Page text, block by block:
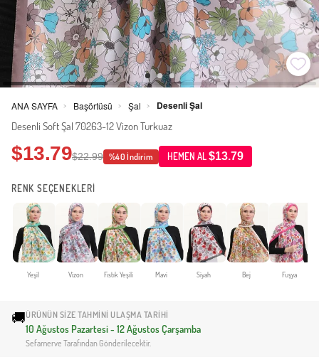
ANA SAYFA > Başörtüsü > Şal > Desenli Şal
Desenli Soft Şal 70263-12 Vizon Turkuaz
$13.79$22.99 %40 İndirim HEMEN AL$13.79
RENK SEÇENEKLERİ
Yeşil Vizon Fıstık Yeşili Mavi Siyah Bej Fuşya
🚚ÜRÜNÜN SIZE TAHMINI ULAŞMA TARIHI
10 Ağustos Pazartesi - 12 Ağustos Çarşamba
Sefamerve Tarafından Gönderilecektir.